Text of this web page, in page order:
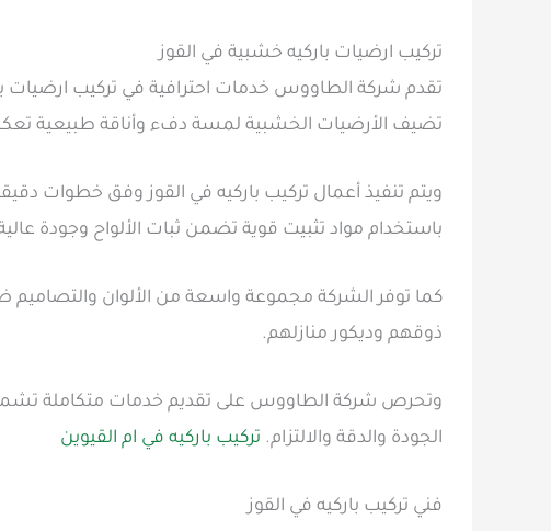
تركيب ارضيات باركيه خشبية في القوز
تقدم شركة الطاووس خدمات احترافية في تركيب ارضيات
تضيف الأرضيات الخشبية لمسة دفء وأناقة طبيعية
ويتم تنفيذ أعمال تركيب باركيه في القوز وفق خطوات
باستخدام مواد تثبيت قوية تضمن ثبات الألواح وجودة
كما توفر الشركة مجموعة واسعة من الألوان والتصاميم
ذوقهم وديكور منازلهم.
وتحرص شركة الطاووس على تقديم خدمات متكاملة تشمل
الجودة والدقة والالتزام. تركيب باركيه في ام القيوين
فني تركيب باركيه في القوز